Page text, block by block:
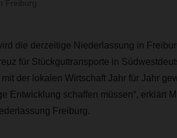
die derzeitige Niederlassung in
für Stückguttransporte in
der lokalen Wirtschaft Jahr für Jahr
Entwicklung schaffen müssen“, erklärt
Freiburg.